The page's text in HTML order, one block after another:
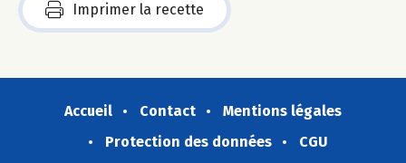
Imprimer la recette
Accueil Contact
Mentions légales
Protection des données
CGU